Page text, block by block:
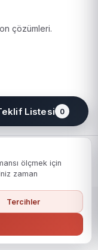
çözümleri.
Metni
Listesi 0
ölçmek için
zaman
Tercihler